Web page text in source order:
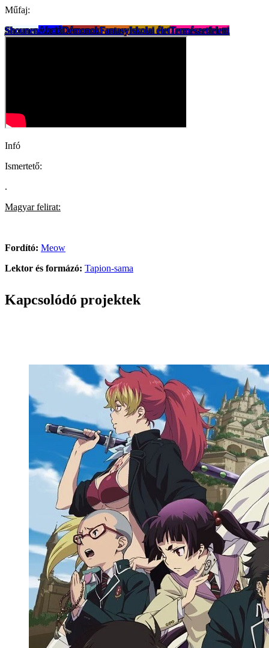
Műfaj:
ShounenAkcióDémonokFantasyIskolai életTermészetfeletti
Infó
Ismertető:
.
Magyar felirat:
Fordító: Meow
Lektor és formázó: Tapion-sama
Kapcsolódó projektek